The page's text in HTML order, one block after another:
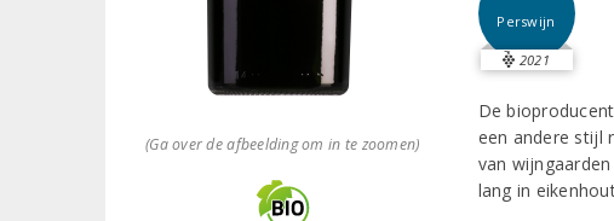
(Ga over de afbeelding om in te zoomen)
Perswijn
2021
De
een andere stijl
van
lang in